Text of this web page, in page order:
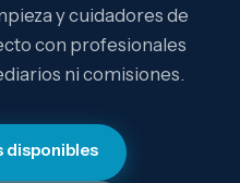
y cuidadores de
con profesionales
ni comisiones.
disponibles